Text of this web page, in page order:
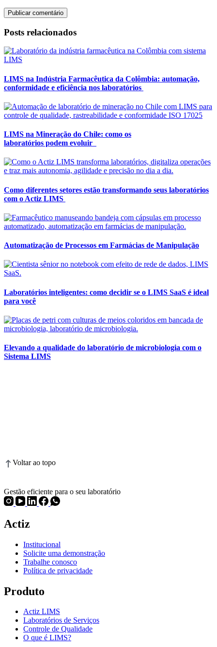
Publicar comentário
Posts relacionados
LIMS na Indústria Farmacêutica da Colômbia: automação,
conformidade e eficiência nos laboratórios
LIMS na Mineração do Chile: como os
laboratórios podem evoluir
Como diferentes setores estão transformando seus laboratórios
com o Actiz LIMS
Automatização de Processos em Farmácias de Manipulação
Laboratórios inteligentes: como decidir se o LIMS SaaS é ideal
para você
Elevando a qualidade do laboratório de microbiologia com o
Sistema LIMS
Voltar ao topo
Gestão eficiente para o seu laboratório
Actiz
Institucional
Solicite uma demonstração
Trabalhe conosco
Política de privacidade
Produto
Actiz LIMS
Laboratórios de Serviços
Controle de Qualidade
O que é LIMS?